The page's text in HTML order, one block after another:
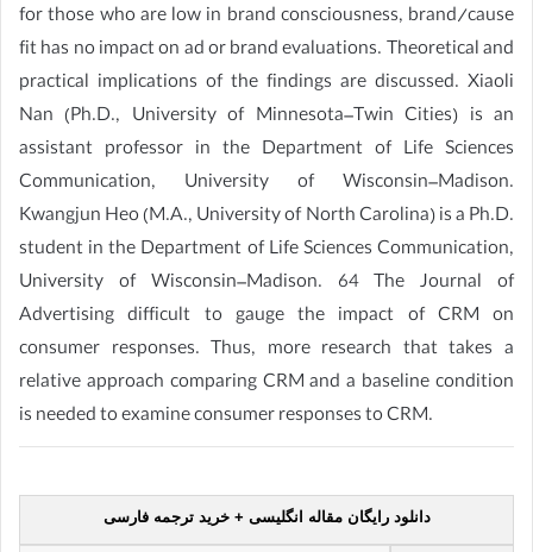
for those who are low in brand consciousness, brand/cause
fit has no impact on ad or brand evaluations. Theoretical and
practical implications of the findings are discussed. Xiaoli
Nan (Ph.D., University of Minnesota–Twin Cities) is an
assistant professor in the Department of Life Sciences
Communication, University of Wisconsin–Madison.
Kwangjun Heo (M.A., University of North Carolina) is a Ph.D.
student in the Department of Life Sciences Communication,
University of Wisconsin–Madison. 64 The Journal of
Advertising difficult to gauge the impact of CRM on
consumer responses. Thus, more research that takes a
relative approach comparing CRM and a baseline condition
is needed to examine consumer responses to CRM.
دانلود رایگان مقاله انگلیسی + خرید ترجمه فارسی